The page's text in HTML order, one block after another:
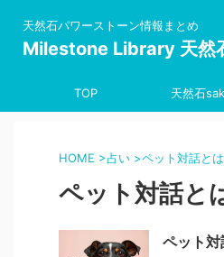
天然石パワーストーン情報まとめ
Milestone Library 天然
TOP 天然石
HOME >占い >ペット対話とは
ペット対話と
ペット対